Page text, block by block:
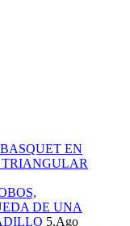
EN
TRIANGULAR
DE UNA
5.Ago